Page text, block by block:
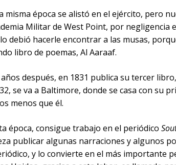
misma época se alistó en el ejército, pero
Militar de West Point, por negligencia
debió hacerle encontrar a las musas,
libro de poemas, Al Aaraaf.
después, en 1831 publica su tercer
se va a Baltimore, donde se casa con su
menos que él.
época, consigue trabajo en el periódico
publicar algunas narraciones y algunos
y lo convierte en el más importante